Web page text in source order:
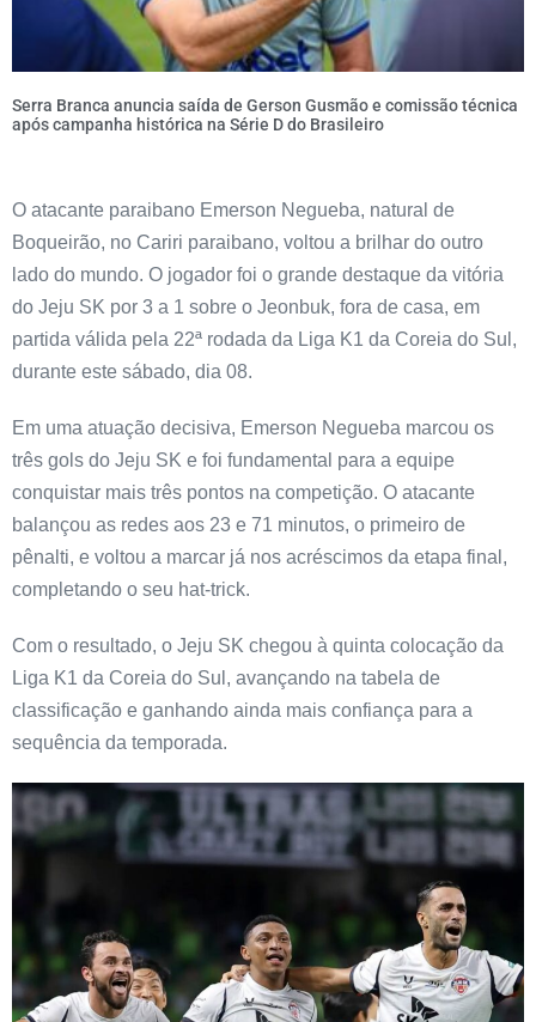
Serra Branca anuncia saída de Gerson Gusmão e comissão técnica
após campanha histórica na Série D do Brasileiro
O atacante paraibano Emerson Negueba, natural de
Boqueirão, no Cariri paraibano, voltou a brilhar do outro
lado do mundo. O jogador foi o grande destaque da vitória
do Jeju SK por 3 a 1 sobre o Jeonbuk, fora de casa, em
partida válida pela 22ª rodada da Liga K1 da Coreia do Sul,
durante este sábado, dia 08.
Em uma atuação decisiva, Emerson Negueba marcou os
três gols do Jeju SK e foi fundamental para a equipe
conquistar mais três pontos na competição. O atacante
balançou as redes aos 23 e 71 minutos, o primeiro de
pênalti, e voltou a marcar já nos acréscimos da etapa final,
completando o seu hat-trick.
Com o resultado, o Jeju SK chegou à quinta colocação da
Liga K1 da Coreia do Sul, avançando na tabela de
classificação e ganhando ainda mais confiança para a
sequência da temporada.